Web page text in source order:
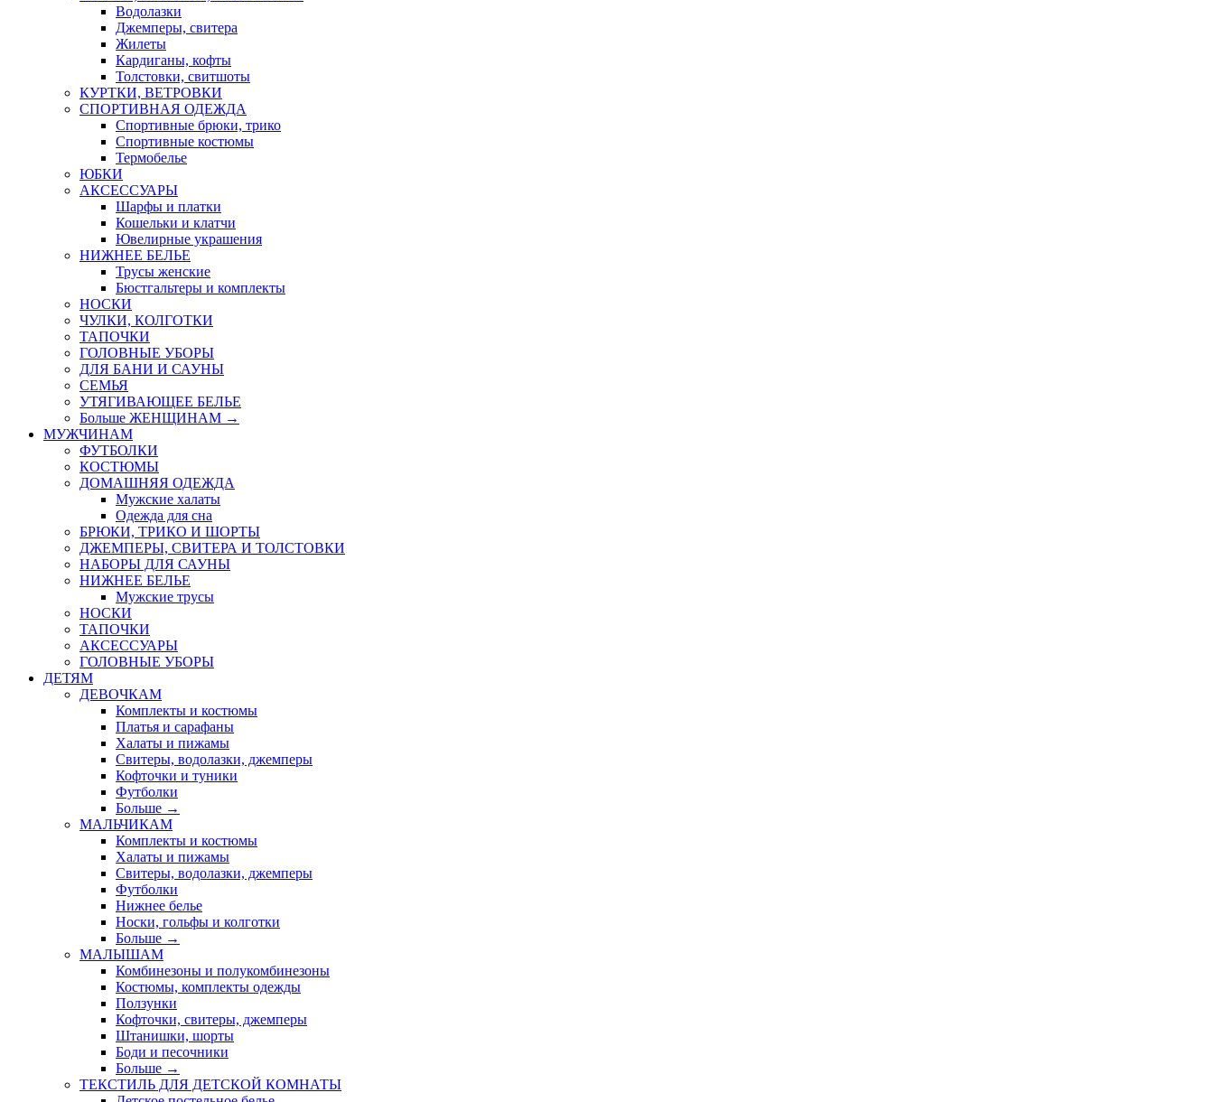
Водолазки
Джемперы, свитера
Жилеты
Кардиганы, кофты
Толстовки, свитшоты
КУРТКИ, ВЕТРОВКИ
СПОРТИВНАЯ ОДЕЖДА
Спортивные брюки, трико
Спортивные костюмы
Термобелье
ЮБКИ
AКСЕССУАРЫ
Шарфы и платки
Кошельки и клатчи
Ювелирные украшения
НИЖНЕЕ БЕЛЬЕ
Трусы женские
Бюстгальтеры и комплекты
НОСКИ
ЧУЛКИ, КОЛГОТКИ
ТАПОЧКИ
ГОЛОВНЫЕ УБОРЫ
ДЛЯ БАНИ И САУНЫ
СЕМЬЯ
УТЯГИВАЮЩЕЕ БЕЛЬЕ
Больше ЖЕНЩИНАМ →
МУЖЧИНАМ
ФУТБОЛКИ
КОСТЮМЫ
ДОМАШНЯЯ ОДЕЖДА
Мужские халаты
Одежда для сна
БРЮКИ, ТРИКО И ШОРТЫ
ДЖЕМПЕРЫ, СВИТЕРА И ТОЛСТОВКИ
НАБОРЫ ДЛЯ САУНЫ
НИЖНЕЕ БЕЛЬЕ
Мужские трусы
НОСКИ
ТАПОЧКИ
АКСЕССУАРЫ
ГОЛОВНЫЕ УБОРЫ
ДЕТЯМ
ДЕВОЧКАМ
Комплекты и костюмы
Платья и сарафаны
Халаты и пижамы
Свитеры, водолазки, джемперы
Кофточки и туники
Футболки
Больше →
МАЛЬЧИКАМ
Комплекты и костюмы
Халаты и пижамы
Свитеры, водолазки, джемперы
Футболки
Нижнее белье
Носки, гольфы и колготки
Больше →
МАЛЫШАМ
Комбинезоны и полукомбинезоны
Костюмы, комплекты одежды
Ползунки
Кофточки, свитеры, джемперы
Штанишки, шорты
Боди и песочники
Больше →
ТЕКСТИЛЬ ДЛЯ ДЕТСКОЙ КОМНАТЫ